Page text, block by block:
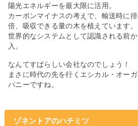
陽光エネルギーを最大限に活用。
カーボンマイナスの考えで、輸送時に
倍、吸収できる量の木を植えています。
世界的なシステムとして認識される前
入。
なんてすばらしい会社なのでしょう！
まさに時代の先を行くエシカル・オー
パニーですね。
ゾネントアのハチミツ